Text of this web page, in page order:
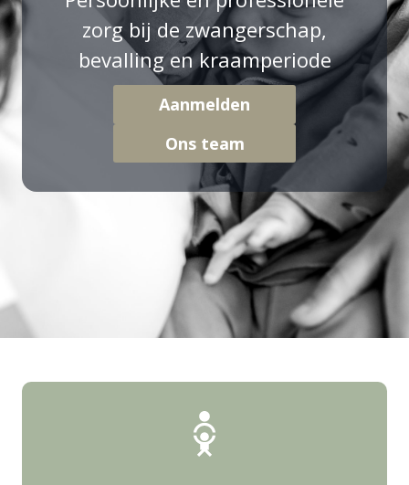
zorg bij de zwangerschap,
bevalling en kraamperiode
Aanmelden
Ons team